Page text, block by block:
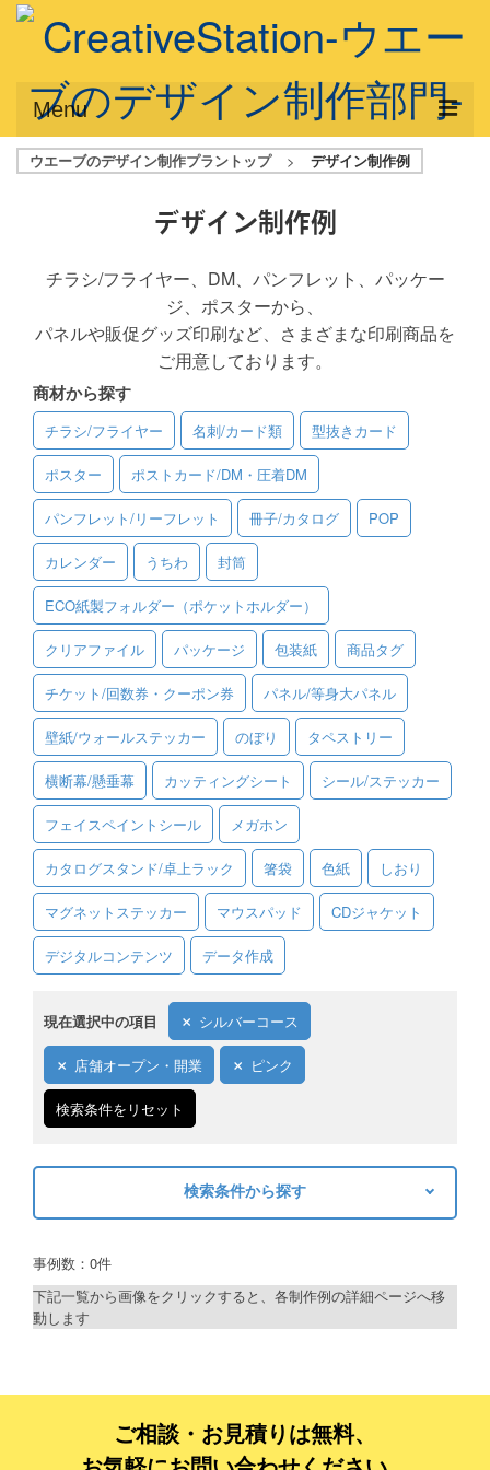
Menu
サービス概要
デザインプラン
フルデザイン
データ修正
写真からイラスト作成
デザイン制作例
ご利用料金
ご利用ガイド
ご利用の流れ
ご注文方法について
キャンセルについて
FAQ（よくあるご質問）
資料をダウンロード
ご利用規約
お見積り・お問合せ
ウエーブのデザイン制作プラントップ > デザイン制作例
デザイン制作例
チラシ/フライヤー、DM、パンフレット、パッケー
ジ、ポスターから、
パネルや販促グッズ印刷など、さまざまな印刷商品を
ご用意しております。
商材から探す
チラシ/フライヤー 名刺/カード類 型抜きカード
ポスター ポストカード/DM・圧着DM
パンフレット/リーフレット 冊子/カタログ POP
カレンダー うちわ 封筒
ECO紙製フォルダー（ポケットホルダー）
クリアファイル パッケージ 包装紙 商品タグ
チケット/回数券・クーポン券 パネル/等身大パネル
壁紙/ウォールステッカー のぼり タペストリー
横断幕/懸垂幕 カッティングシート シール/ステッカー
フェイスペイントシール メガホン
カタログスタンド/卓上ラック 箸袋 色紙 しおり
マグネットステッカー マウスパッド CDジャケット
デジタルコンテンツ データ作成
現在選択中の項目 シルバーコース
店舗オープン・開業 ピンク
検索条件をリセット
検索条件から探す
制作プランで探す
ベーシックコース
シルバーコース
事例数：0件
下記一覧から画像をクリックすると、各制作例の詳細ページへ移
動します
ご相談・お見積りは無料、